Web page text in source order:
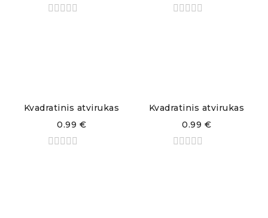
Kvadratinis atvirukas
0.99 €
Kvadratinis atvirukas
0.99 €